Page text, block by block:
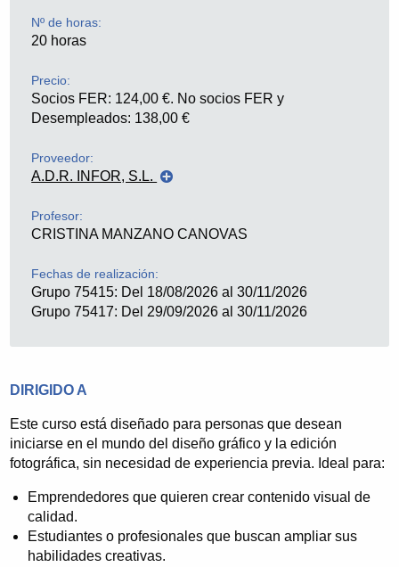
Nº de horas:
20 horas
Precio:
Socios FER: 124,00 €. No socios FER y
Desempleados: 138,00 €
Proveedor:
A.D.R. INFOR, S.L.
es una empresa con sede en Logroño dedicada a la
formación y al desarrollo de aplicaciones
proyecto de teleformación en el año 2000, y desde
ese año viene desarrollando proyectos de
formación a través de Internet para sus clientes
desarrollo y diseño propios.
En el campo de la formación a través de Internet es
de la F.E.R (Federación de Empresarios de La
Rioja) en esta materia. Cuenta en su cartera de
clientes con Ayuntamientos, Administraciones,
empresariales, empresas privadas, etc.
Esta experiencia ha generado un sistema de trabajo
eficaz que viene acompañado por unos excelentes
Profesor:
CRISTINA MANZANO CANOVAS
Fechas de realización:
Grupo 75415: Del 18/08/2026 al 30/11/2026
Grupo 75417: Del 29/09/2026 al 30/11/2026
DIRIGIDO A
Este curso está diseñado para personas que desean
iniciarse en el mundo del diseño gráfico y la edición
fotográfica, sin necesidad de experiencia previa. Ideal para:
Emprendedores que quieren crear contenido visual de
calidad.
Estudiantes o profesionales que buscan ampliar sus
habilidades creativas.